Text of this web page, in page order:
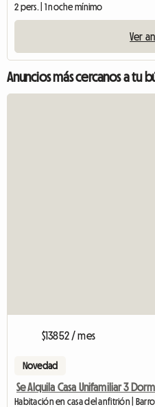
2 pers. | 1 noche mínimo
Ver
Anuncios más cercanos a tu
$13852 / mes
Novedad
Se Alquila Casa Unifamiliar 3
Habitación en casa del anfitrión |